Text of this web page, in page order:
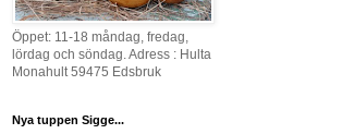
Öppet: 11-18 måndag, fredag,
lördag och söndag. Adress : Hulta
Monahult 59475 Edsbruk
Nya tuppen Sigge...